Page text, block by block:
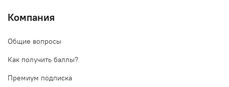
Компания
Общие вопросы
Как получить баллы?
Премиум подписка